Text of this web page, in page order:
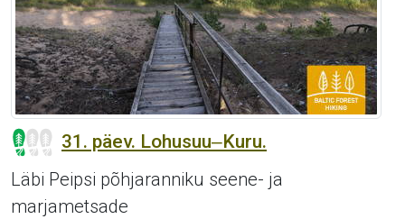
31. päev. Lohusuu‒Kuru.
Läbi Peipsi põhjaranniku seene- ja
marjametsade